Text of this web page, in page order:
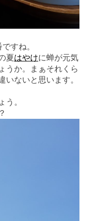
すね。
夏はやけに蝉が元気
うか。まぁそれくら
いないと思います。
う。